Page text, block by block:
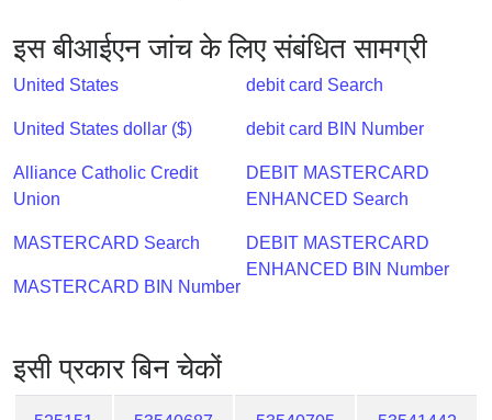
IP
Lookup
BIN
Checker
/
इस बीआईएन जांच के लिए संबंधित सामग्री
United States
United States dollar ($)
Alliance Catholic Credit
Union
MASTERCARD Search
MASTERCARD BIN Number
debit card Search
debit card BIN Number
DEBIT MASTERCARD
ENHANCED Search
DEBIT MASTERCARD
ENHANCED BIN Number
इसी प्रकार बिन चेकों